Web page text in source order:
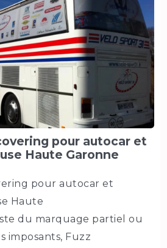
pour autocar et
Haute Garonne
pour autocar et
Haute
du marquage partiel ou
imposants, Fuzz